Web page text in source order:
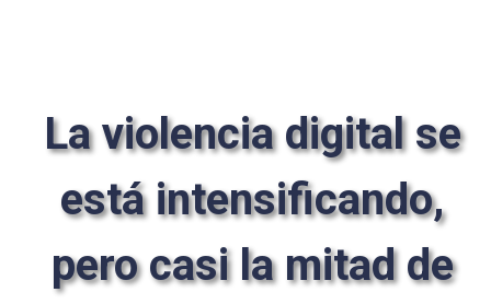
La violencia digital se
está intensificando,
pero casi la mitad de